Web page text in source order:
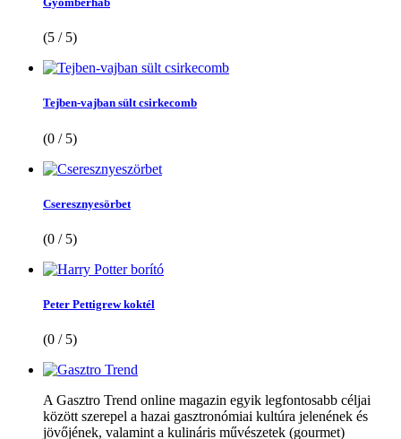
(5 / 5)
Tejben-vajban sült csirkecomb
(0 / 5)
Cseresznyesörbet
(0 / 5)
Peter Pettigrew koktél
(0 / 5)
A Gasztro Trend online magazin egyik legfontosabb céljai
között szerepel a hazai gasztronómiai kultúra jelenének és
jövőjének, valamint a kulináris művészetek (gourmet)